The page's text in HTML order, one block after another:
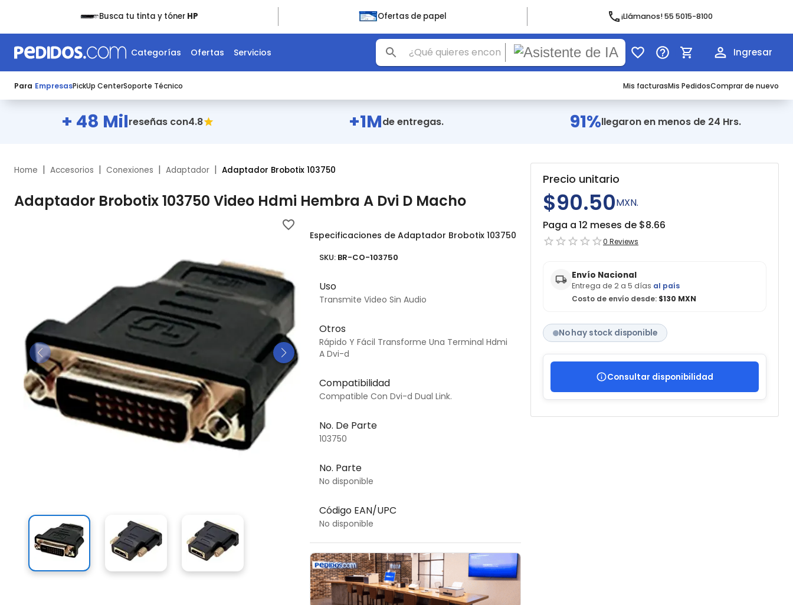
Busca tu tinta y tónerHP Ofertas de papel ¡Llámanos! 55 5015-8100
Categorías Ofertas Servicios Ingresar
Para EmpresasPickUp CenterSoporte Técnico Mis facturasMis PedidosComprar de nuevo
+ 48 Milreseñas con4.8 +1Mde entregas. 91%llegaron en menos de 24 Hrs.
Home | Accesorios | Conexiones | Adaptador | Adaptador Brobotix 103750
Adaptador Brobotix 103750 Video Hdmi Hembra A Dvi D Macho
Especificaciones de Adaptador Brobotix 103750
SKU: BR-CO-103750
Uso
Transmite Video Sin Audio
Otros
Rápido Y Fácil Transforme Una Terminal Hdmi
A Dvi-d
Compatibilidad
Compatible Con Dvi-d Dual Link.
No. De Parte
103750
No. Parte
No disponible
Código EAN/UPC
No disponible
Precio unitario
$90.50MXN.
Paga a 12 meses de $8.66
0 Reviews
Envío Nacional
Entrega de 2 a 5 días al país
Costo de envío desde:$130 MXN
No hay stock disponible
Consultar disponibilidad